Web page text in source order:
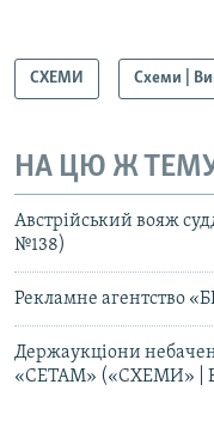
СХЕМИ Схеми |
НА ЦЮ Ж
Австрійський вояж
№138)
Рекламне агентство
Держаукціони
«СЕТАМ» («СХЕМИ» |